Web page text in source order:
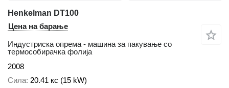
Henkelman DT100
Цена на барање
Индустриска опрема - машина за пакување со
термособирачка фолија
2008
Сила 20.41 кс (15 kW)